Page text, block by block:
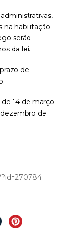
na habilitação
serão
da lei.
de
de 14 de março
dezembro de